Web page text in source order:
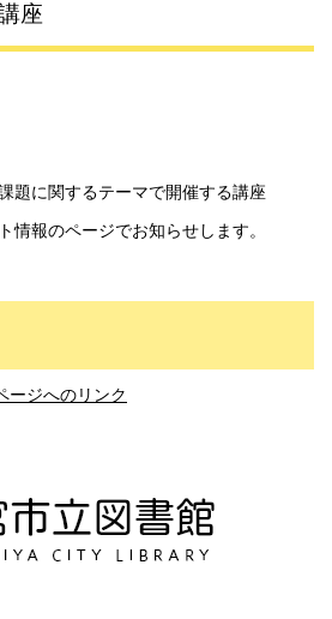
座
題に関するテーマで開催する講座
情報のページでお知らせします。
ージへのリンク